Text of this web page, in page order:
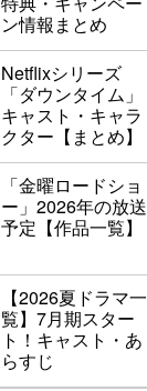
ン情報まとめ
Netflixシリーズ
「ダウンタイム」
キャスト・キャラ
クター【まとめ】
「金曜ロードショ
ー」2026年の放送
予定【作品一覧】
【2026夏ドラマ一
覧】7月期スター
ト！キャスト・あ
らすじ